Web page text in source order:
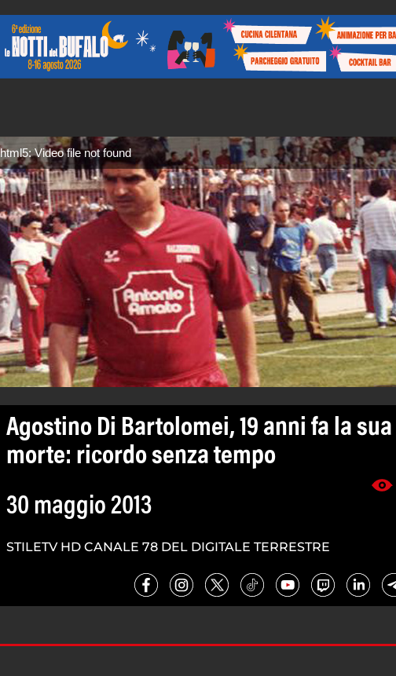
html5: Video file not found
Agostino Di Bartolomei, 19 anni fa la sua
morte: ricordo senza tempo
30 maggio 2013
STILETV HD CANALE 78 DEL DIGITALE TERRESTRE